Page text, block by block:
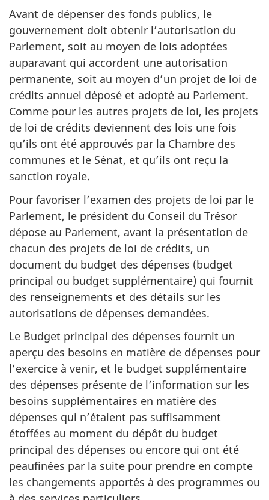
Avant de dépenser des fonds publics, le
gouvernement doit obtenir l’autorisation du
Parlement, soit au moyen de lois adoptées
auparavant qui accordent une autorisation
permanente, soit au moyen d’un projet de loi de
crédits annuel déposé et adopté au Parlement.
Comme pour les autres projets de loi, les projets
de loi de crédits deviennent des lois une fois
qu’ils ont été approuvés par la Chambre des
communes et le Sénat, et qu’ils ont reçu la
sanction royale.
Pour favoriser l’examen des projets de loi par le
Parlement, le président du Conseil du Trésor
dépose au Parlement, avant la présentation de
chacun des projets de loi de crédits, un
document du budget des dépenses (budget
principal ou budget supplémentaire) qui fournit
des renseignements et des détails sur les
autorisations de dépenses demandées.
Le Budget principal des dépenses fournit un
aperçu des besoins en matière de dépenses pour
l’exercice à venir, et le budget supplémentaire
des dépenses présente de l’information sur les
besoins supplémentaires en matière des
dépenses qui n’étaient pas suffisamment
étoffées au moment du dépôt du budget
principal des dépenses ou encore qui ont été
peaufinées par la suite pour prendre en compte
les changements apportés à des programmes ou